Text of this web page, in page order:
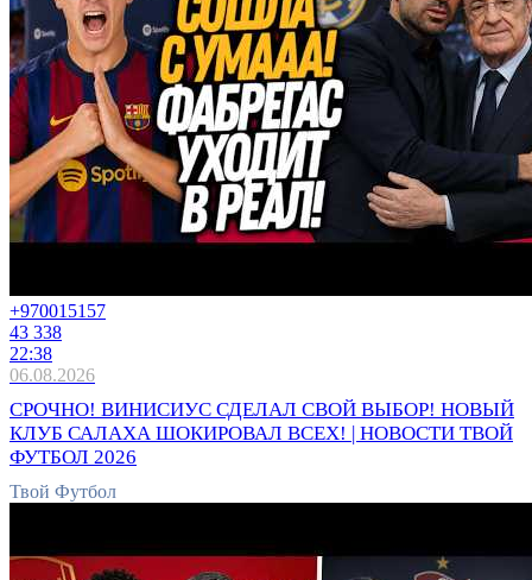
+970015157
43 338
22:38
06.08.2026
СРОЧНО! ВИНИСИУС СДЕЛАЛ СВОЙ ВЫБОР! НОВЫЙ
КЛУБ САЛАХА ШОКИРОВАЛ ВСЕХ! | НОВОСТИ ТВОЙ
ФУТБОЛ 2026
Твой Футбол